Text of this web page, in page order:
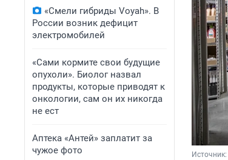
«Смели гибриды Voyah». В
России возник дефицит
электромобилей
«Сами кормите свои будущие
опухоли». Биолог назвал
продукты, которые приводят к
онкологии, сам он их никогда
не ест
Аптека «Антей» заплатит за
чужое фото
Источник: